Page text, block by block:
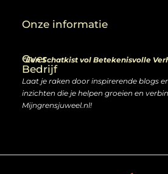
Over
Bedrijf
“Een Schatkist vol Betekenisvolle
Laat je raken door inspirerende blogs
inzichten die je helpen groeien en
Mijngrensjuweel.nl!
Onze informatie